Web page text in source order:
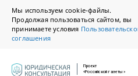
Мы используем cookie-файлы.
Продолжая пользоваться сайтом, вы
принимаете условия
соглашения
Проект
«Российской газеты»